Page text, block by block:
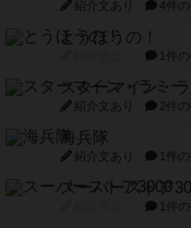
紹介文あり 4件の
とうほうの！
1件
スターマイン・
紹介文あり 2件の
海兵隊
紹介文あり 1件
スーパーストア
1件